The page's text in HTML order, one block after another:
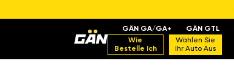
GÄN GA/GA+ GÄN GTL
Wie
Bestelle Ich
Wählen Sie
Ihr Auto Aus